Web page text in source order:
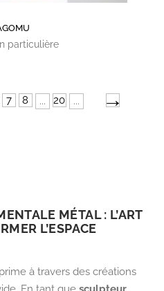
particulière
7 8 ... 20 ... →
MÉTAL : L’ART
L’ESPACE
à travers des créations